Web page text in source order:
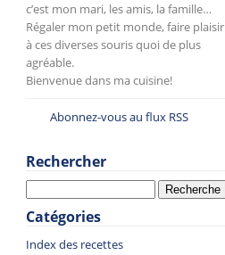
c’est mon mari, les amis, la famille…
Régaler mon petit monde, faire plaisir
à ces diverses souris quoi de plus
agréable.
Bienvenue dans ma cuisine!
Abonnez-vous au flux RSS
Rechercher
Catégories
Index des recettes